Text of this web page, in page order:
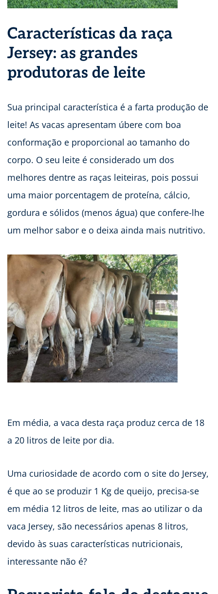
Características da raça
Jersey: as grandes
produtoras de leite
Sua principal característica é a farta produção de
leite! As vacas apresentam úbere com boa
conformação e proporcional ao tamanho do
corpo. O seu leite é considerado um dos
melhores dentre as raças leiteiras, pois possui
uma maior porcentagem de proteína, cálcio,
gordura e sólidos (menos água) que confere-lhe
um melhor sabor e o deixa ainda mais nutritivo.
Em média, a vaca desta raça produz cerca de 18
a 20 litros de leite por dia.
Uma curiosidade de acordo com o site do Jersey,
é que ao se produzir 1 Kg de queijo, precisa-se
em média 12 litros de leite, mas ao utilizar o da
vaca Jersey, são necessários apenas 8 litros,
devido às suas características nutricionais,
interessante não é?